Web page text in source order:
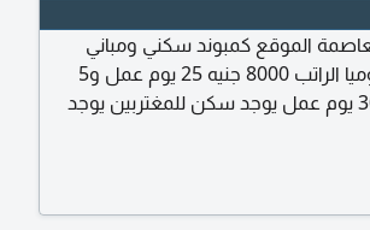
الموقع كمبوند سكني ومباني
ادارية نظام العمل 12 ساعات يوميا الراتب 8000 جنيه 25 يوم عمل و5
اجازة الراتب 9800 جنيه شهريا 30 يوم عمل يوجد سكن للمغتربين يوجد